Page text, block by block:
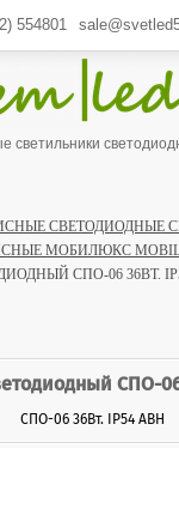
554801
светильники
СВЕТОДИОДНЫЕ
МОБИЛЮКС
СПО-06 36ВТ.
СПО-
СПО-06 36Вт. IP54 АВН